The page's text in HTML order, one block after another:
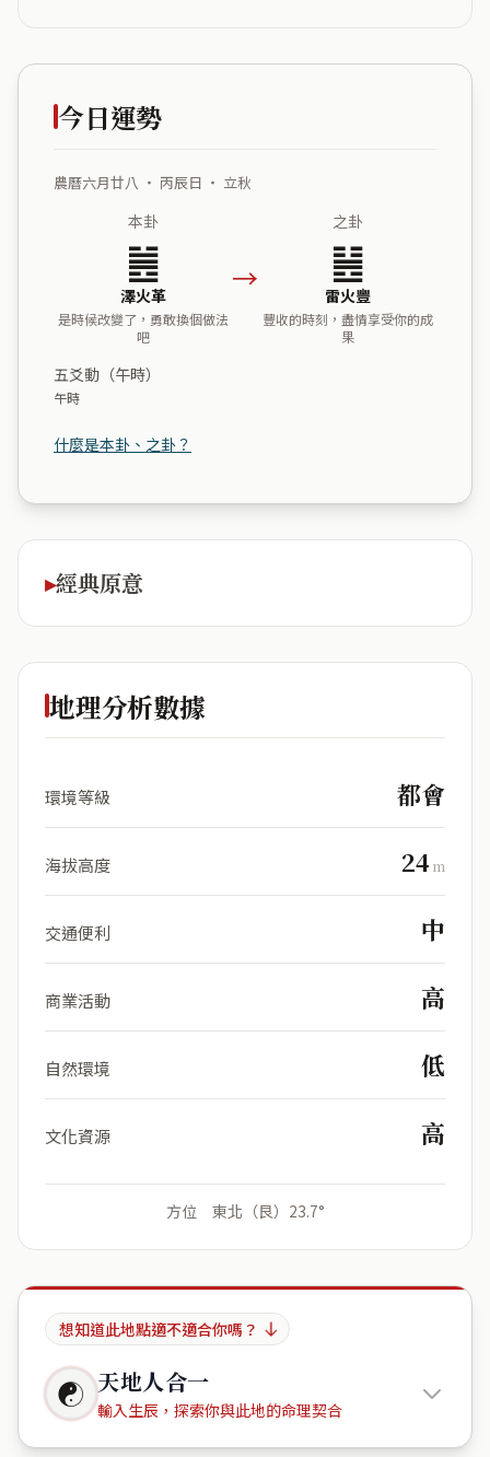
今日運勢
農曆六月廿八 ・ 丙辰日 ・ 立秋
本卦
䷰
澤火革
是時候改變了，勇敢換個做法
吧
→
之卦
䷶
雷火豐
豐收的時刻，盡情享受你的成
果
五爻動（午時）
午時
什麼是本卦、之卦？
經典原意
地理分析數據
環境等級 都會
海拔高度 24 m
交通便利 中
商業活動 高
自然環境 低
文化資源 高
方位 東北（艮）23.7°
想知道此地點適不適合你嗎？
☯ 天地人合一
輸入生辰，探索你與此地的命理契合